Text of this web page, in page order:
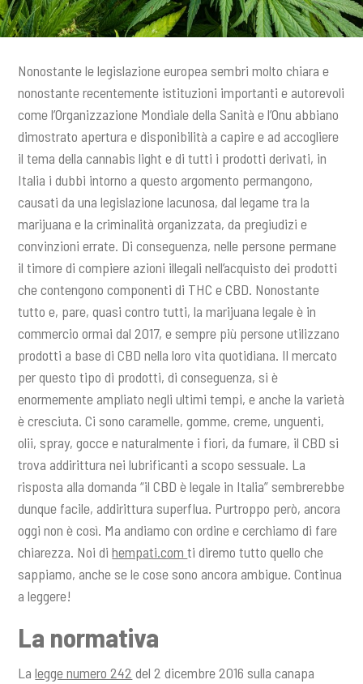
n
c
Nonostante le legislazione europea sembri molto chiara e
nonostante recentemente istituzioni importanti e autorevoli
come l’Organizzazione Mondiale della Sanità e l’Onu abbiano
dimostrato apertura e disponibilità a capire e ad accogliere
il tema della cannabis light e di tutti i prodotti derivati, in
Italia i dubbi intorno a questo argomento permangono,
causati da una legislazione lacunosa, dal legame tra la
marijuana e la criminalità organizzata, da pregiudizi e
convinzioni errate. Di conseguenza, nelle persone permane
il timore di compiere azioni illegali nell’acquisto dei prodotti
che contengono componenti di THC e CBD. Nonostante
tutto e, pare, quasi contro tutti, la marijuana legale è in
commercio ormai dal 2017, e sempre più persone utilizzano
prodotti a base di CBD nella loro vita quotidiana. Il mercato
per questo tipo di prodotti, di conseguenza, si è
enormemente ampliato negli ultimi tempi, e anche la varietà
è cresciuta. Ci sono caramelle, gomme, creme, unguenti,
olii, spray, gocce e naturalmente i fiori, da fumare, il CBD si
trova addirittura nei lubrificanti a scopo sessuale. La
risposta alla domanda “il CBD è legale in Italia” sembrerebbe
dunque facile, addirittura superflua. Purtroppo però, ancora
oggi non è così. Ma andiamo con ordine e cerchiamo di fare
chiarezza. Noi dihempati.comti diremo tutto quello che
sappiamo, anche se le cose sono ancora ambigue. Continua
a leggere!
La normativa
Lalegge numero 242 del 2 dicembre 2016 sulla canapa